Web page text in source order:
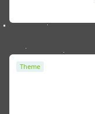
Theme